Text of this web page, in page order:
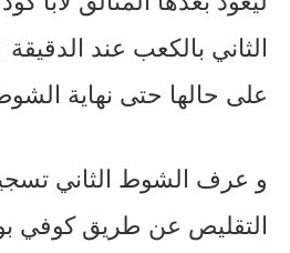
على حالها حتى نهاية
و عرف الشوط الثاني